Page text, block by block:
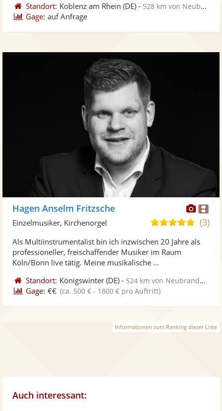
Standort: Koblenz am Rhein (DE) - 528 km von Neubrandenburg
Gage: auf Anfrage
Fotos
Hagen Anselm Fritzsche
5,0
5
(3)
Einzelmusiker, Kirchenorgel
Als Multiinstrumentalist bin ich inzwischen 20 Jahre als
professioneller, freischaffender Musiker im Raum
Köln/Bonn live tätig. Meine musikalische ...
Standort: Königswinter (DE) - 524 km von Neubrandenburg
Gage: €€ (ca. 500 € - 1800 € pro Auftritt)
Informationen zum Ranking dieser Liste
Auch interessant: